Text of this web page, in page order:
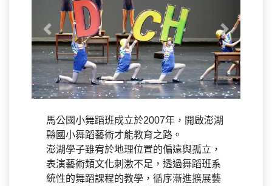
Previous Next
馬公國小舞蹈班成立於2007年，開啟澎湖
縣國小舞蹈藝術才能教育之路。
澎湖學子雖宥於地理位置的偏遠與孤立，
表演藝術類文化刺激不足，透過舞蹈班系
統性的舞蹈課程的教學，循序漸進擴展藝